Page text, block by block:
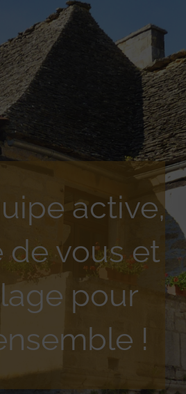
active,
de vous et
pour
!